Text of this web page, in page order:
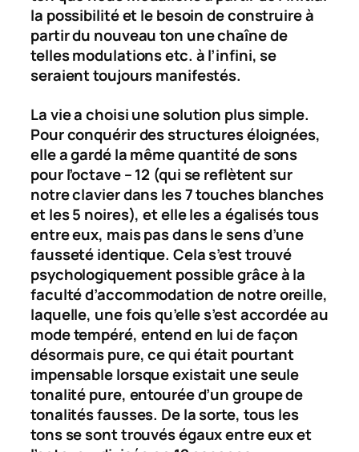
la possibilité et le besoin de construire à
partir du nouveau ton une chaîne de
telles modulations etc. à l’infini, se
seraient toujours manifestés.
La vie a choisi une solution plus simple.
Pour conquérir des structures éloignées,
elle a gardé la même quantité de sons
pour l’octave – 12 (qui se reflètent sur
notre clavier dans les 7 touches blanches
et les 5 noires), et elle les a égalisés tous
entre eux, mais pas dans le sens d’une
fausseté identique. Cela s’est trouvé
psychologiquement possible grâce à la
faculté d’accommodation de notre oreille,
laquelle, une fois qu’elle s’est accordée au
mode tempéré, entend en lui de façon
désormais pure, ce qui était pourtant
impensable lorsque existait une seule
tonalité pure, entourée d’un groupe de
tonalités fausses. De la sorte, tous les
tons se sont trouvés égaux entre eux et